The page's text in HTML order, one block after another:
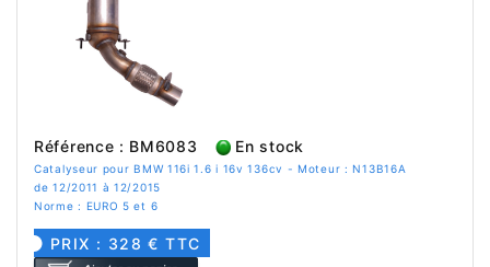
Référence : BM6083 En stock
Catalyseur pour BMW 116i 1.6 i 16v 136cv - Moteur : N13B16A
de 12/2011 à 12/2015
Norme : EURO 5 et 6
PRIX : 328 € TTC